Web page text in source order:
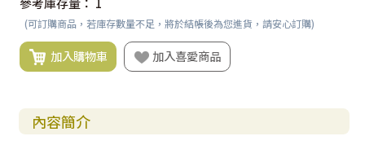
(可訂購商品，若庫存數量不足，將於結帳後為您進貨，請安心訂購)
加入購物車 加入喜愛商品
內容簡介